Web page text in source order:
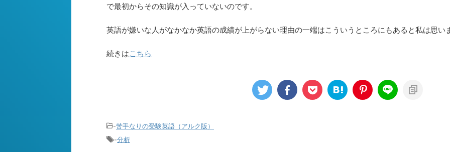
で最初からその知識が入っていないのです。
英語が嫌いな人がなかなか英語の成績が上がらない理由の一端はこういうところにもあると私は思い
続きはこちら
-苦手なりの受験英語（アルク版）
-分析